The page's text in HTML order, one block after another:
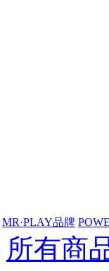
MR·PLAY品牌
所有商